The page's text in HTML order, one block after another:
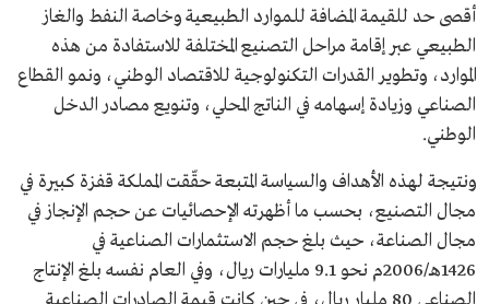
أقصى حد للقيمة المضافة للموارد الطبيعية وخاصة النفط والغاز
الطبيعي عبر إقامة مراحل التصنيع المختلفة للاستفادة من هذه
الموارد، وتطوير القدرات التكنولوجية للاقتصاد الوطني، ونمو القطاع
الصناعي وزيادة إسهامه في الناتج المحلي، وتنويع مصادر الدخل
الوطني.
ونتيجة لهذه الأهداف والسياسة المتبعة حقّقت المملكة قفزة كبيرة في
مجال التصنيع، بحسب ما أظهرته الإحصائيات عن حجم الإنجاز في
مجال الصناعة، حيث بلغ حجم الاستثمارات الصناعية في
1426هـ/2006م نحو 9.1 مليارات ريال، وفي العام نفسه بلغ الإنتاج